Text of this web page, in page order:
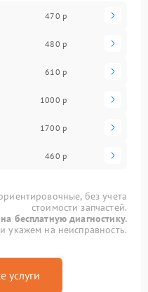
470 р
480 р
610 р
1000 р
1700 р
460 р
без учета
стоимости запчастей.
бесплатную диагностику.
укажем на неисправность.
услуги